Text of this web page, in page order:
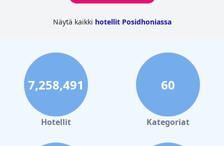
Näytä kaikki hotellit Posidhoniassa
7,258,491
Hotellit
60
Kategoriat